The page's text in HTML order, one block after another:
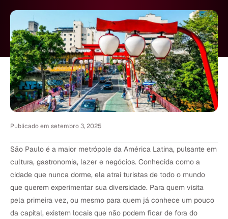
Publicado em setembro 3, 2025
São Paulo é a maior metrópole da América Latina, pulsante em
cultura, gastronomia, lazer e negócios. Conhecida como a
cidade que nunca dorme, ela atrai turistas de todo o mundo
que querem experimentar sua diversidade. Para quem visita
pela primeira vez, ou mesmo para quem já conhece um pouco
da capital, existem locais que não podem ficar de fora do